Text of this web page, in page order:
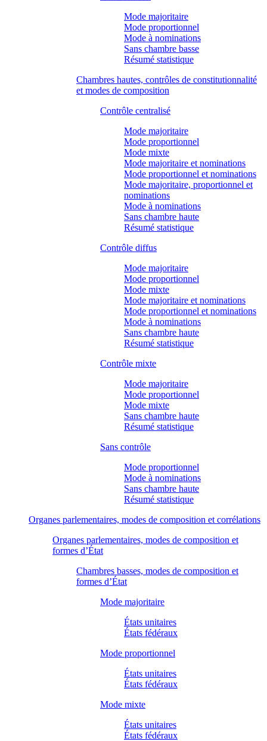
Mode majoritaire
Mode proportionnel
Mode à nominations
Sans chambre basse
Résumé statistique
Chambres hautes, contrôles de constitutionnalité
et modes de composition
Contrôle centralisé
Mode majoritaire
Mode proportionnel
Mode mixte
Mode majoritaire et nominations
Mode proportionnel et nominations
Mode majoritaire, proportionnel et
nominations
Mode à nominations
Sans chambre haute
Résumé statistique
Contrôle diffus
Mode majoritaire
Mode proportionnel
Mode mixte
Mode majoritaire et nominations
Mode proportionnel et nominations
Mode à nominations
Sans chambre haute
Résumé statistique
Contrôle mixte
Mode majoritaire
Mode proportionnel
Mode mixte
Sans chambre haute
Résumé statistique
Sans contrôle
Mode proportionnel
Mode à nominations
Sans chambre haute
Résumé statistique
Organes parlementaires, modes de composition et corrélations
Organes parlementaires, modes de composition et
formes d’État
Chambres basses, modes de composition et
formes d’État
Mode majoritaire
États unitaires
États fédéraux
Mode proportionnel
États unitaires
États fédéraux
Mode mixte
États unitaires
États fédéraux